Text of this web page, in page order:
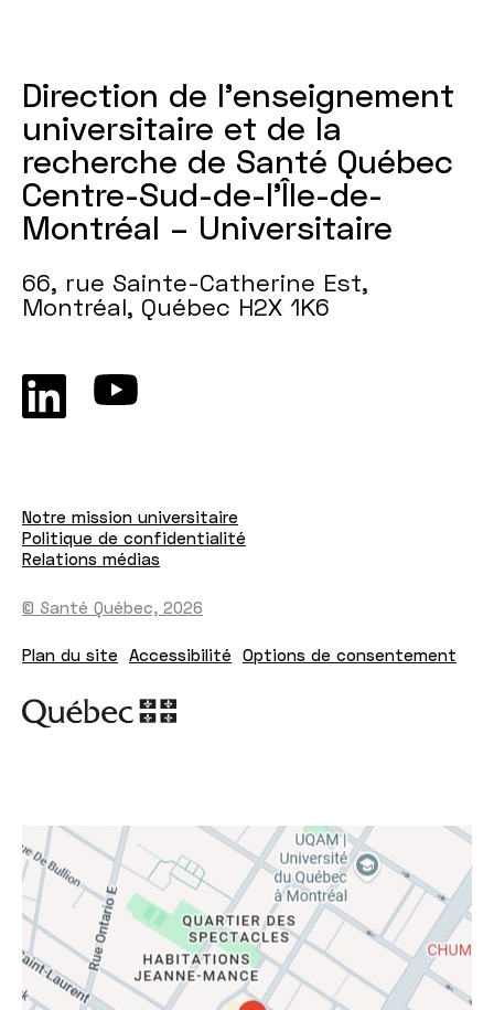
Direction de l'enseignement
universitaire et de la
recherche de Santé Québec
Centre-Sud-de-l’Île-de-
Montréal – Universitaire
66, rue Sainte-Catherine Est,
Montréal, Québec H2X 1K6
© Santé Québec, 2026
Plan du site Accessibilité Options de consentement
Notre mission universitaire
Politique de confidentialité
Relations médias